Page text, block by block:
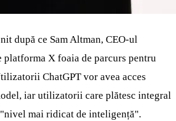
după ce Sam Altman, CEO-ul
platforma X foaia de parcurs pentru
ChatGPT vor avea acces
iar utilizatorii care plătesc integral
mai ridicat de inteligență".